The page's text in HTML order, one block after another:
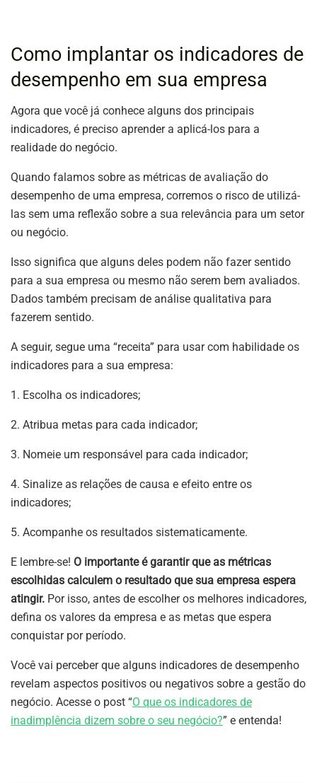
Como implantar os indicadores de
desempenho em sua empresa
Agora que você já conhece alguns dos principais
indicadores, é preciso aprender a aplicá-los para a
realidade do negócio.
Quando falamos sobre as métricas de avaliação do
desempenho de uma empresa, corremos o risco de utilizá-
las sem uma reflexão sobre a sua relevância para um setor
ou negócio.
Isso significa que alguns deles podem não fazer sentido
para a sua empresa ou mesmo não serem bem avaliados.
Dados também precisam de análise qualitativa para
fazerem sentido.
A seguir, segue uma “receita” para usar com habilidade os
indicadores para a sua empresa:
1. Escolha os indicadores;
2. Atribua metas para cada indicador;
3. Nomeie um responsável para cada indicador;
4. Sinalize as relações de causa e efeito entre os
indicadores;
5. Acompanhe os resultados sistematicamente.
E lembre-se! O importante é garantir que as métricas
escolhidas calculem o resultado que sua empresa espera
atingir. Por isso, antes de escolher os melhores indicadores,
defina os valores da empresa e as metas que espera
conquistar por período.
Você vai perceber que alguns indicadores de desempenho
revelam aspectos positivos ou negativos sobre a gestão do
negócio. Acesse o post “O que os indicadores de
inadimplência dizem sobre o seu negócio?” e entenda!